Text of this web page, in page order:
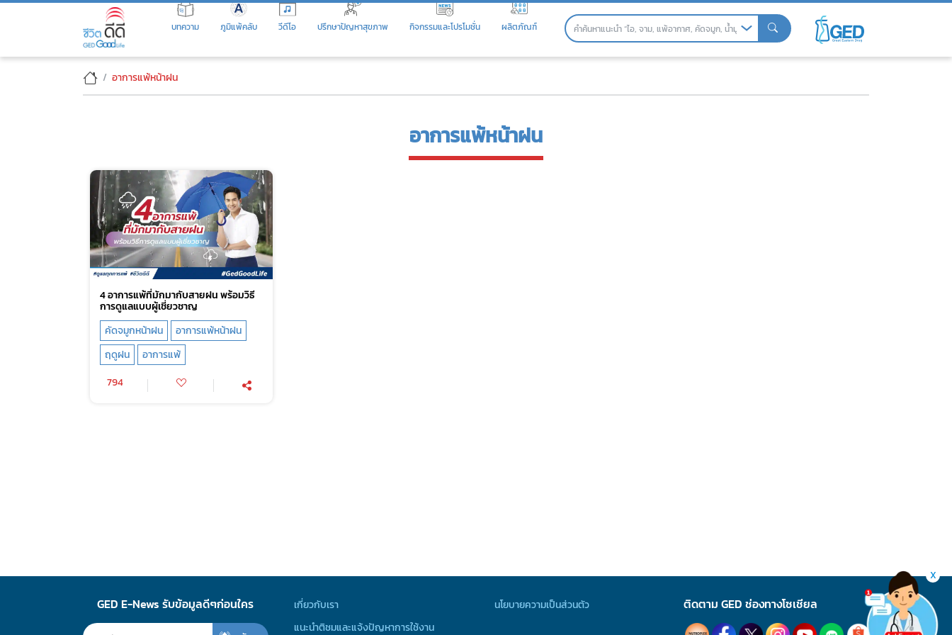
Skip
บทความ ภูมิแพ้คลับ วีดีโอ ปรึกษาปัญหาสุขภาพ กิจกรรมและโปรโมชั่น ผลิตภัณฑ์
อาการแพ้หน้าฝน
อาการแพ้หน้าฝน
4 อาการแพ้ที่มักมากับสายฝน พร้อมวิธี
การดูแลแบบผู้เชี่ยวชาญ
คัดจมูกหน้าฝน
อาการแพ้หน้าฝน
ฤดูฝน
อาการแพ้
794
GED E-News รับข้อมูลดีๆก่อนใคร
เกี่ยวกับเรา
แนะนำติชมและแจ้งปัญหาการใช้งาน
นโยบายความเป็นส่วนตัว ติดตาม GED ช่องทางโซเชียล
X